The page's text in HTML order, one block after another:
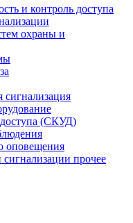
и контроль доступа
охраны и
(СКУД)
оповещения
прочее